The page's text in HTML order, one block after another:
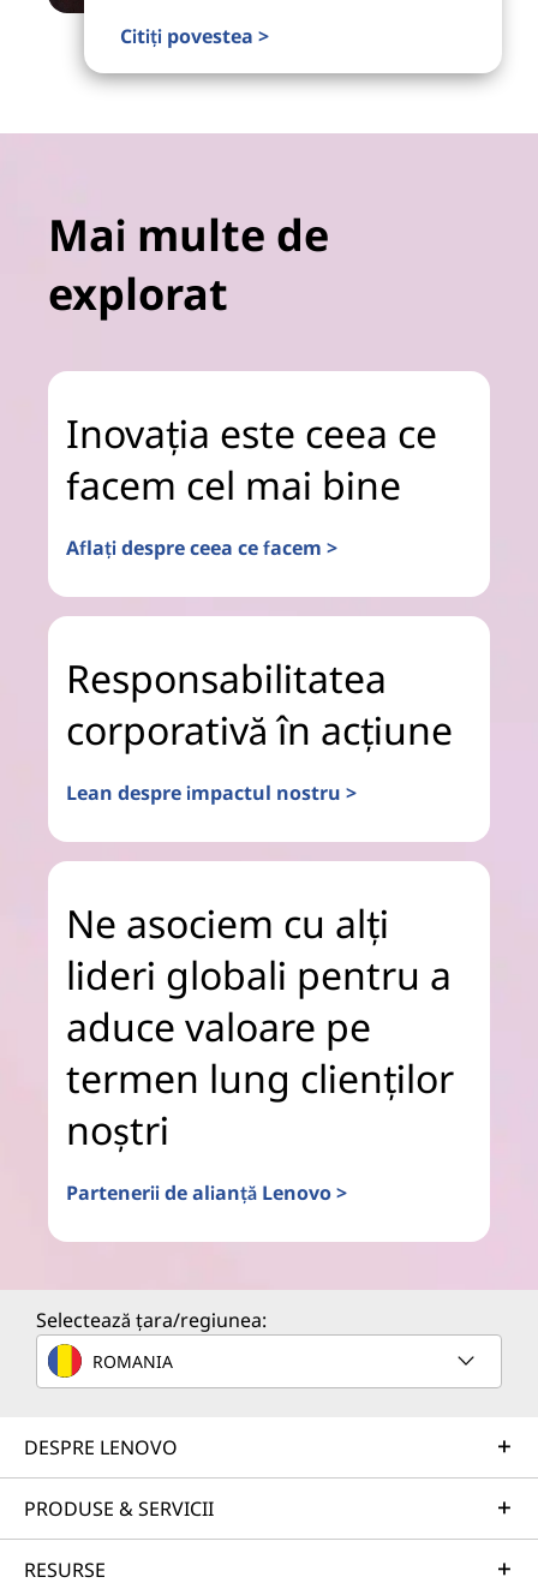
Citiți povestea >
Mai multe de
explorat
Inovația este ceea ce
facem cel mai bine
Aflați despre ceea ce facem >
Responsabilitatea
corporativă în acțiune
Lean despre impactul nostru >
Ne asociem cu alți
lideri globali pentru a
aduce valoare pe
termen lung clienților
noștri
Partenerii de alianță Lenovo >
Selectează țara/regiunea:
ROMANIA
DESPRE LENOVO
PRODUSE & SERVICII
RESURSE